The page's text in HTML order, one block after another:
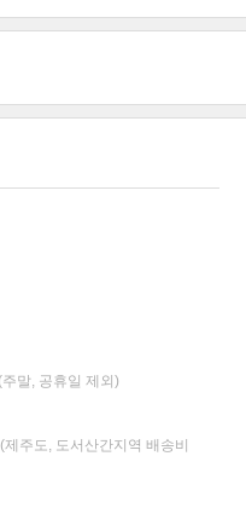
말, 공휴일 제외)
주도, 도서산간지역 배송비